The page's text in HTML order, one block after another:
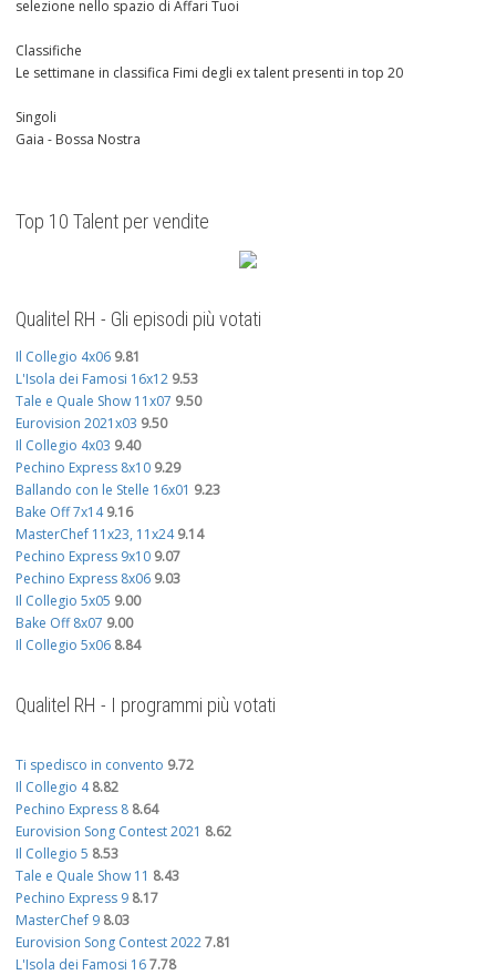
selezione nello spazio di Affari Tuoi
Classifiche
Le settimane in classifica Fimi degli ex talent presenti in top 20
Singoli
Gaia - Bossa Nostra
Top 10 Talent per vendite
Qualitel RH - Gli episodi più votati
Il Collegio 4x06 9.81
L'Isola dei Famosi 16x12 9.53
Tale e Quale Show 11x07 9.50
Eurovision 2021x03 9.50
Il Collegio 4x03 9.40
Pechino Express 8x10 9.29
Ballando con le Stelle 16x01 9.23
Bake Off 7x14 9.16
MasterChef 11x23, 11x24 9.14
Pechino Express 9x10 9.07
Pechino Express 8x06 9.03
Il Collegio 5x05 9.00
Bake Off 8x07 9.00
Il Collegio 5x06 8.84
Qualitel RH - I programmi più votati
Ti spedisco in convento 9.72
Il Collegio 4 8.82
Pechino Express 8 8.64
Eurovision Song Contest 2021 8.62
Il Collegio 5 8.53
Tale e Quale Show 11 8.43
Pechino Express 9 8.17
MasterChef 9 8.03
Eurovision Song Contest 20227.81
L'Isola dei Famosi 167.78